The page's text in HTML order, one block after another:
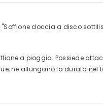
doccia a disco
a pioggia. Possiede
ne allungano la durata nel